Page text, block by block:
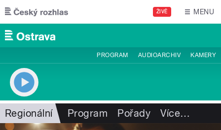
Přejít k hlavnímu obsahu
ŽIVĚ MENU
PROGRAM AUDIOARCHIV KAMERY
Regionální Program Pořady Více…